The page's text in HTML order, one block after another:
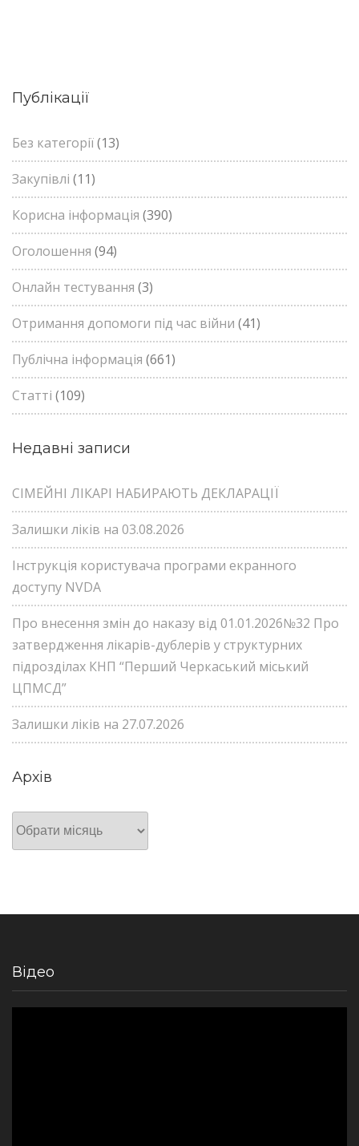
Публікації
Без категорії(13)
Закупівлі (11)
Корисна інформація (390)
Оголошення (94)
Онлайн тестування (3)
Отримання допомоги під час війни (41)
Публічна інформація (661)
Статті (109)
Недавні записи
СІМЕЙНІ ЛІКАРІ НАБИРАЮТЬ ДЕКЛАРАЦІЇ
Залишки ліків на 03.08.2026
Інструкція користувача програми екранного
доступу NVDA
Про внесення змін до наказу від 01.01.2026№32 Про
затвердження лікарів-дублерів у структурних
підрозділах КНП “Перший Черкаський міський
ЦПМСД”
Залишки ліків на 27.07.2026
Архів
Архів
Відео